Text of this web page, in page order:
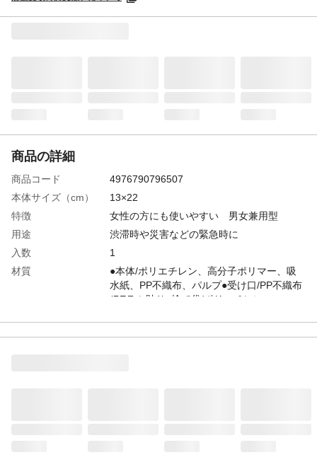
商品の詳細
商品コード
4976790796507
本体サイズ（cm）
13×22
特徴
女性の方にも使いやすい 男女兼用型
用途
渋滞時や災害などの緊急時に
入数
1
材質
●本体/ポリエチレン、高分子ポリマー、吸
水紙、PP不織布、パルプ●受け口/PP不織布
(PEラミ貼り●捨て袋/ポリエチレン
重量
32g